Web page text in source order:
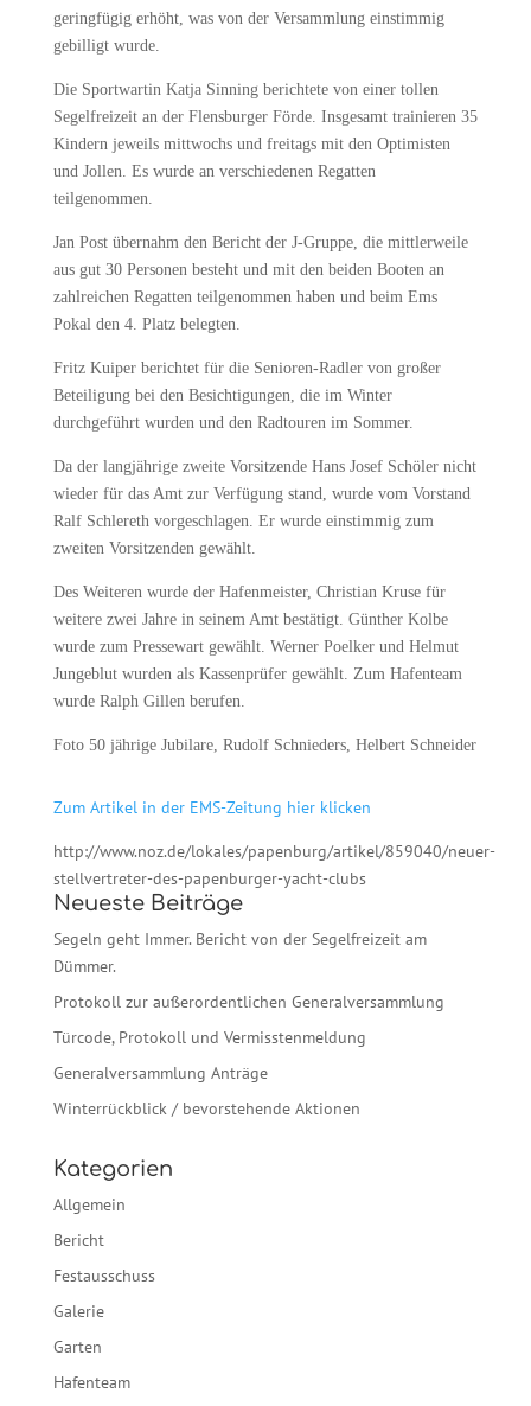
geringfügig erhöht, was von der Versammlung einstimmig
gebilligt wurde.
Die Sportwartin Katja Sinning berichtete von einer tollen
Segelfreizeit an der Flensburger Förde. Insgesamt trainieren 35
Kindern jeweils mittwochs und freitags mit den Optimisten
und Jollen. Es wurde an verschiedenen Regatten
teilgenommen.
Jan Post übernahm den Bericht der J-Gruppe, die mittlerweile
aus gut 30 Personen besteht und mit den beiden Booten an
zahlreichen Regatten teilgenommen haben und beim Ems
Pokal den 4. Platz belegten.
Fritz Kuiper berichtet für die Senioren-Radler von großer
Beteiligung bei den Besichtigungen, die im Winter
durchgeführt wurden und den Radtouren im Sommer.
Da der langjährige zweite Vorsitzende Hans Josef Schöler nicht
wieder für das Amt zur Verfügung stand, wurde vom Vorstand
Ralf Schlereth vorgeschlagen. Er wurde einstimmig zum
zweiten Vorsitzenden gewählt.
Des Weiteren wurde der Hafenmeister, Christian Kruse für
weitere zwei Jahre in seinem Amt bestätigt. Günther Kolbe
wurde zum Pressewart gewählt. Werner Poelker und Helmut
Jungeblut wurden als Kassenprüfer gewählt. Zum Hafenteam
wurde Ralph Gillen berufen.
Foto 50 jährige Jubilare, Rudolf Schnieders, Helbert Schneider
Zum Artikel in der EMS-Zeitung hier klicken
http://www.noz.de/lokales/papenburg/artikel/859040/neuer-
stellvertreter-des-papenburger-yacht-clubs
Neueste Beiträge
Segeln geht Immer. Bericht von der Segelfreizeit am
Dümmer.
Protokoll zur außerordentlichen Generalversammlung
Türcode, Protokoll und Vermisstenmeldung
Generalversammlung Anträge
Winterrückblick / bevorstehende Aktionen
Kategorien
Allgemein
Bericht
Festausschuss
Galerie
Garten
Hafenteam